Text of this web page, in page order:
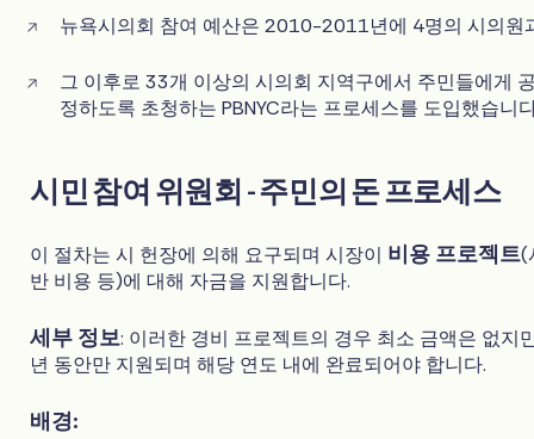
뉴욕시의회 참여 예산은 2010-2011년에 4명의 시의원
그 이후로 33개 이상의 시의회 지역구에서 주민들에게
정하도록 초청하는 PBNYC라는 프로세스를 도입했습니
시민 참여 위원회 - 주민의 돈 프로세스
이 절차는 시 헌장에 의해 요구되며 시장이 비용 프로젝트(
반 비용 등)에 대해 자금을 지원합니다.
세부 정보: 이러한 경비 프로젝트의 경우 최소 금액은 없지
년 동안만 지원되며 해당 연도 내에 완료되어야 합니다.
배경: